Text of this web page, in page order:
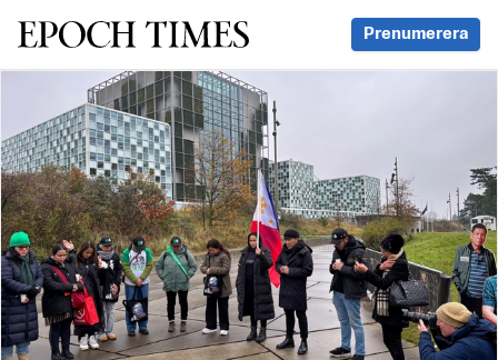
Svenska Epoch Times Prenumerera